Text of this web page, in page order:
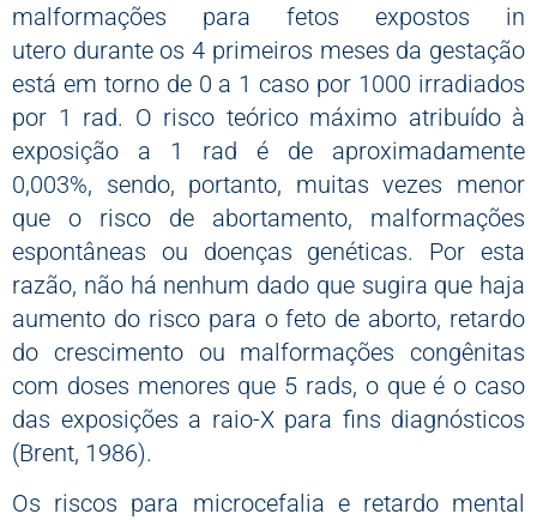
malformações para fetos expostos in
utero durante os 4 primeiros meses da gestação
está em torno de 0 a 1 caso por 1000 irradiados
por 1 rad. O risco teórico máximo atribuído à
exposição a 1 rad é de aproximadamente
0,003%, sendo, portanto, muitas vezes menor
que o risco de abortamento, malformações
espontâneas ou doenças genéticas. Por esta
razão, não há nenhum dado que sugira que haja
aumento do risco para o feto de aborto, retardo
do crescimento ou malformações congênitas
com doses menores que 5 rads, o que é o caso
das exposições a raio-X para fins diagnósticos
(Brent, 1986).
Os riscos para microcefalia e retardo mental